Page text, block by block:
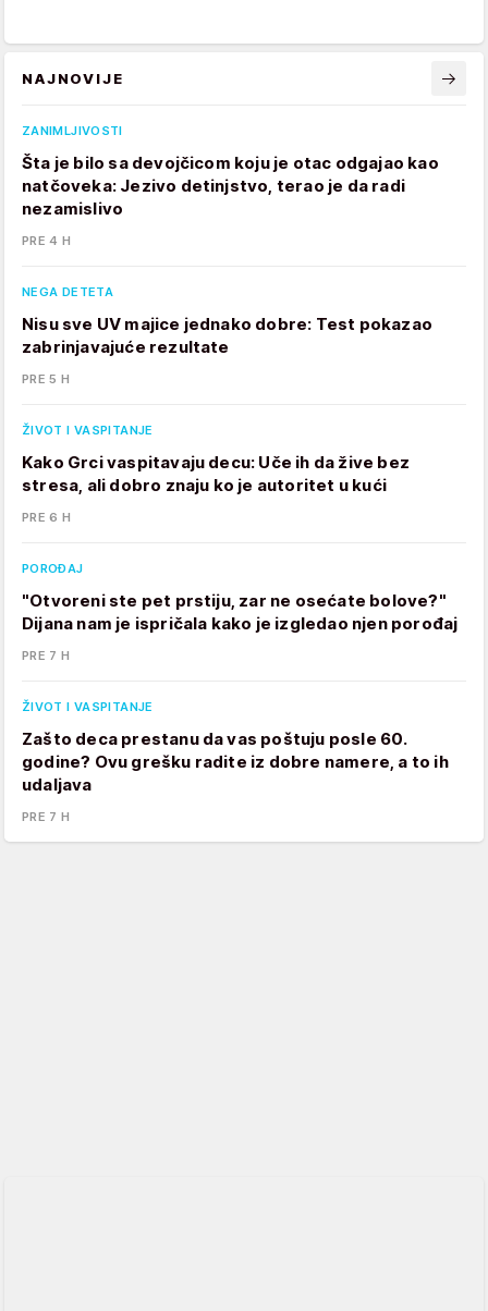
NAJNOVIJE
ZANIMLJIVOSTI
Šta je bilo sa devojčicom koju je otac odgajao kao
natčoveka: Jezivo detinjstvo, terao je da radi
nezamislivo
PRE 4 H
NEGA DETETA
Nisu sve UV majice jednako dobre: Test pokazao
zabrinjavajuće rezultate
PRE 5 H
ŽIVOT I VASPITANJE
Kako Grci vaspitavaju decu: Uče ih da žive bez
stresa, ali dobro znaju ko je autoritet u kući
PRE 6 H
POROĐAJ
"Otvoreni ste pet prstiju, zar ne osećate bolove?"
Dijana nam je ispričala kako je izgledao njen porođaj
PRE 7 H
ŽIVOT I VASPITANJE
Zašto deca prestanu da vas poštuju posle 60.
godine? Ovu grešku radite iz dobre namere, a to ih
udaljava
PRE 7 H